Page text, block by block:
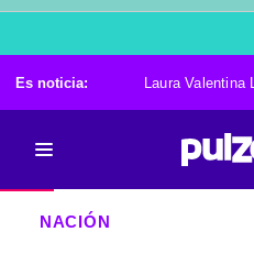
Es noticia: Laura Valentina
NACIÓN